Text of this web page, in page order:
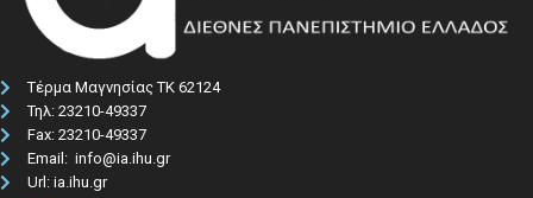
Τέρμα Μαγνησίας ΤΚ 62124
Τηλ: 23210-49337​
Fax: 23210-49337
Email: info@ia.ihu.gr
Url: ia.ihu.gr